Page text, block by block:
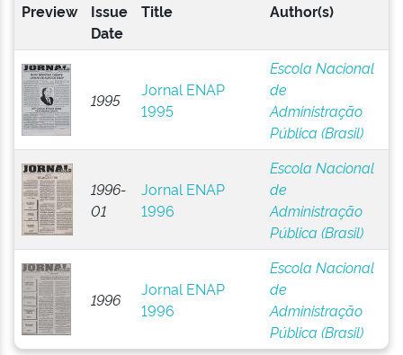
Preview
Issue
Date
Title Author(s)
1995
Jornal ENAP
1995
Escola Nacional
de
Administração
Pública (Brasil)
1996-
01
Jornal ENAP
1996
Escola Nacional
de
Administração
Pública (Brasil)
1996
Jornal ENAP
1996
Escola Nacional
de
Administração
Pública (Brasil)